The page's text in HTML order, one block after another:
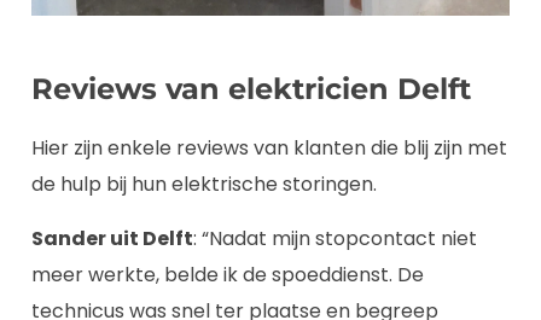
Reviews van elektricien Delft
Hier zijn enkele reviews van klanten die blij zijn met
de hulp bij hun elektrische storingen.
Sander uit Delft: “Nadat mijn stopcontact niet
meer werkte, belde ik de spoeddienst. De
technicus was snel ter plaatse en begreep